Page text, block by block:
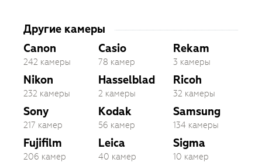
Другие камеры
Canon
242 камеры
Nikon
232 камеры
Sony
217 камер
Fujifilm
206 камер
Casio
78 камер
Hasselblad
2 камеры
Kodak
56 камер
Leica
40 камер
Rekam
3 камеры
Ricoh
32 камеры
Samsung
134 камеры
Sigma
10 камер